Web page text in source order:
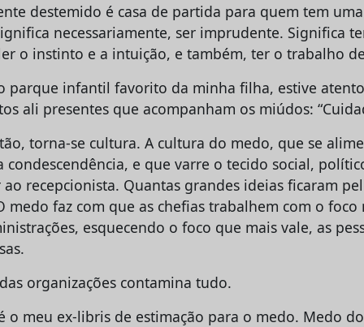
destemido é casa de partida para quem tem
necessariamente, ser imprudente. Significa
o instinto e a intuição, e também, ter o trabalho
parque infantil favorito da minha filha, estive
ali presentes que acompanham os miúdos:
torna-se cultura. A cultura do medo, que se
condescendência, e que varre o tecido social,
recepcionista. Quantas grandes ideias ficaram
medo faz com que as chefias trabalhem com o foco
esquecendo o foco que mais vale, as
organizações contamina tudo.
o meu ex-libris de estimação para o medo. Medo